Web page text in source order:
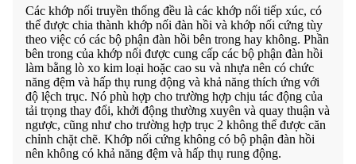
Các khớp nối truyền thống đều là các khớp nối tiếp xúc, có
thể được chia thành khớp nối đàn hồi và khớp nối cứng tùy
theo việc có các bộ phận đàn hồi bên trong hay không. Phần
bên trong của khớp nối được cung cấp các bộ phận đàn hồi
làm bằng lò xo kim loại hoặc cao su và nhựa nên có chức
năng đệm và hấp thụ rung động và khả năng thích ứng với
độ lệch trục. Nó phù hợp cho trường hợp chịu tác động của
tải trọng thay đổi, khởi động thường xuyên và quay thuận và
ngược, cũng như cho trường hợp trục 2 không thể được căn
chỉnh chặt chẽ. Khớp nối cứng không có bộ phận đàn hồi
nên không có khả năng đệm và hấp thụ rung động.